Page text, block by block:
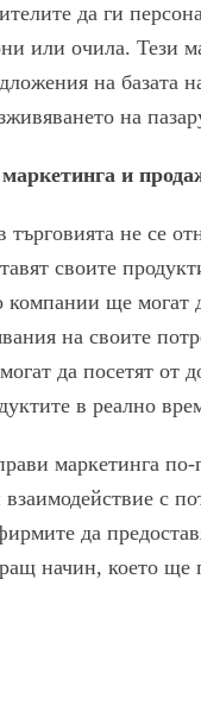
да ги
или очила. Тези
на базата
на
и
не се
своите
ще могат
на своите
да посетят
в реално
маркетинга по-
с
да
начин, което ще